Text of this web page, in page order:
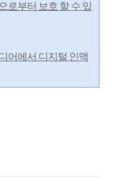
로부터 보호 할 수 있
어에서 디지털 인맥